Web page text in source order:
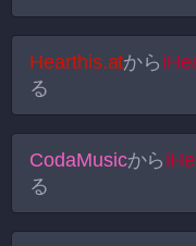
Hearthis.atから
る
CodaMusicから
る